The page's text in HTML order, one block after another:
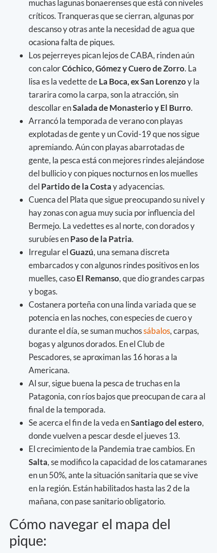
muchas lagunas bonaerenses que está con niveles
críticos. Tranqueras que se cierran, algunas por
descanso y otras ante la necesidad de agua que
ocasiona falta de piques.
Los pejerreyes pican lejos de CABA, rinden aún
con calorCóchico, Gómez y Cuero de Zorro. La
lisa es la vedette deLa Boca, ex San Lorenzoy la
tararira como la carpa, son la atracción, sin
descollar enSalada de Monasterio y El Burro.
Arrancó la temporada de verano con playas
explotadas de gente y un Covid-19 que nos sigue
apremiando. Aún con playas abarrotadas de
gente, la pesca está con mejores rindes alejándose
del bullicio y con piques nocturnos en los muelles
del Partido de la Costay adyacencias.
Cuenca del Plata que sigue preocupando su nivel y
hay zonas con agua muy sucia por influencia del
Bermejo. La vedettes es al norte, con dorados y
surubíes enPaso de la Patria.
Irregular elGuazú, una semana discreta
embarcados y con algunos rindes positivos en los
muelles, casoEl Remanso, que dio grandes carpas
y bogas.
Costanera porteña con una linda variada que se
potencia en las noches, con especies de cuero y
durante el día, se suman muchossábalos, carpas,
bogas y algunos dorados. En el Club de
Pescadores, se aproximan las 16 horas a la
Americana.
Al sur, sigue buena la pesca de truchas en la
Patagonia, con ríos bajos que preocupan de cara al
final de la temporada.
Se acerca el fin de la veda enSantiago del estero,
donde vuelven a pescar desde el jueves 13.
El crecimiento de la Pandemia trae cambios. En
Salta, se modifico la capacidad de los catamaranes
en un 50%, ante la situación sanitaria que se vive
en la región. Están habilitados hasta las 2 de la
mañana, con pase sanitario obligatorio.
Cómo navegar el mapa del
pique: